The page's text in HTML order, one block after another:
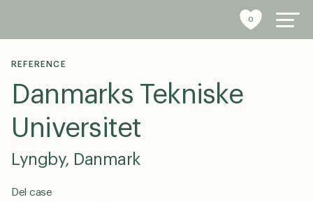
0
byrumsinventar
referencer
bæredygtighed
REFERENCE
Danmarks Tekniske
Universitet
Lyngby, Danmark
Del case